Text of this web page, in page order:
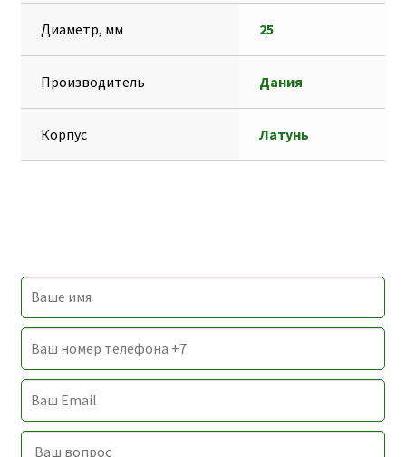
Диаметр, мм 25
Производитель Дания
Корпус Латунь